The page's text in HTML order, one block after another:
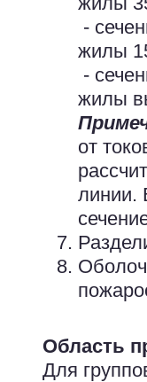
-
жилы
-
жилы
от
линии.
Область
Для